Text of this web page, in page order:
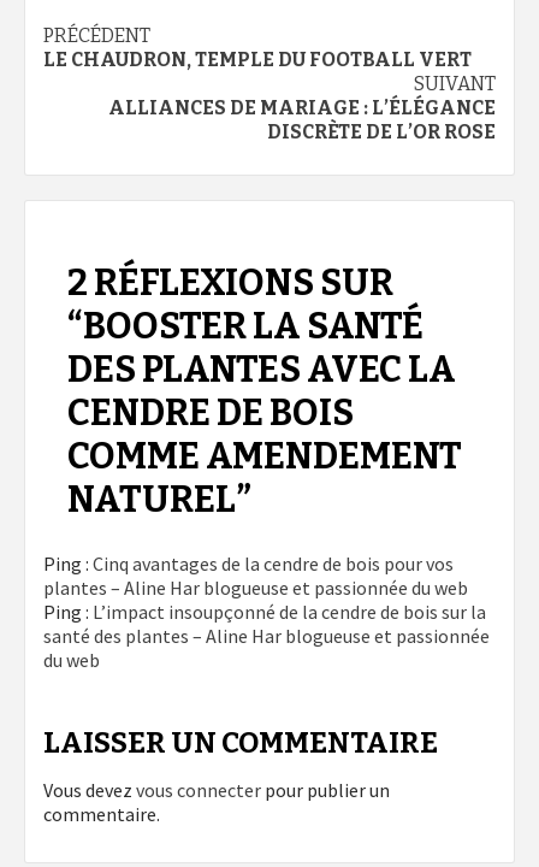
Navigation
d’article
PRÉCÉDENT
LE CHAUDRON, TEMPLE DU FOOTBALL VERT
SUIVANT
ALLIANCES DE MARIAGE : L’ÉLÉGANCE
DISCRÈTE DE L’OR ROSE
2 RÉFLEXIONS SUR
“BOOSTER LA SANTÉ
DES PLANTES AVEC LA
CENDRE DE BOIS
COMME AMENDEMENT
NATUREL”
Ping : Cinq avantages de la cendre de bois pour vos
plantes – Aline Har blogueuse et passionnée du web
Ping : L’impact insoupçonné de la cendre de bois sur la
santé des plantes – Aline Har blogueuse et passionnée
du web
LAISSER UN COMMENTAIRE
Vous devez vous connecter pour publier un
commentaire.